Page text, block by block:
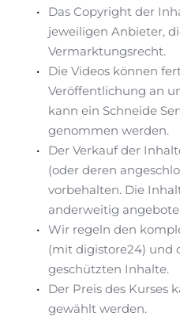
Das Copyright der
jeweiligen Anbieter,
Vermarktungsrecht.
Die Videos können
Veröffentlichung an
kann ein Schneide
genommen werden.
Der Verkauf der
(oder deren
vorbehalten. Die
anderweitig
Wir regeln den
(mit digistore24) und
geschützten Inhalte.
Der Preis des Kurses
gewählt werden.